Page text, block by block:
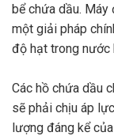
bể chứa dầu. Máy
một giải pháp
độ hạt trong
Các hồ chứa dầu
sẽ phải chịu áp
lượng đáng kể